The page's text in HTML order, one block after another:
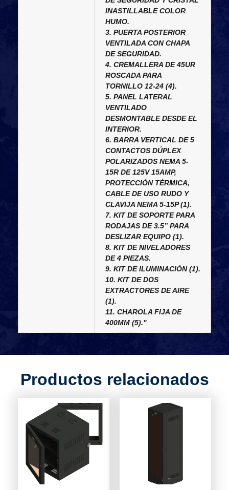
INASTILLABLE COLOR
HUMO.
3. PUERTA POSTERIOR
VENTILADA CON CHAPA
DE SEGURIDAD.
4. CREMALLERA DE 45UR
ROSCADA PARA
TORNILLO 12-24 (4).
5. PANEL LATERAL
VENTILADO
DESMONTABLE DESDE EL
INTERIOR.
6. BARRA VERTICAL DE 5
CONTACTOS DÚPLEX
POLARIZADOS NEMA 5-
15R DE 125V 15AMP,
PROTECCIÓN TÉRMICA,
CABLE DE USO RUDO Y
CLAVIJA NEMA 5-15P (1).
7. KIT DE SOPORTE PARA
RODAJAS DE 3.5” PARA
DESLIZAR EQUIPO (1).
8. KIT DE NIVELADORES
DE 4 PIEZAS.
9. KIT DE ILUMINACIÓN (1).
10. KIT DE DOS
EXTRACTORES DE AIRE
(1).
11. CHAROLA FIJA DE
400MM (5)."
Productos relacionados